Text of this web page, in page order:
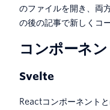
のファイルを開き、両
の後の記事で新しくコ
コンポーネ
Svelte
Reactコンポーネント